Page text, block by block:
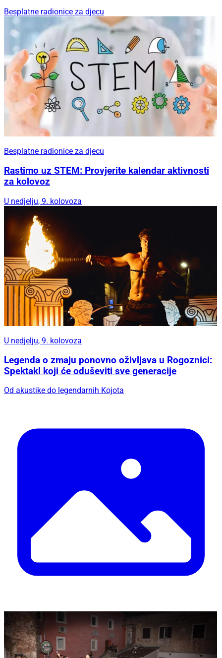
Besplatne radionice za djecu
Besplatne radionice za djecu
Rastimo uz STEM: Provjerite kalendar aktivnosti
za kolovoz
U nedjelju, 9. kolovoza
U nedjelju, 9. kolovoza
Legenda o zmaju ponovno oživljava u Rogoznici:
Spektakl koji će oduševiti sve generacije
Od akustike do legendarnih Kojota